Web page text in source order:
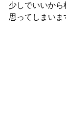
少しでいいから
思ってしまいま